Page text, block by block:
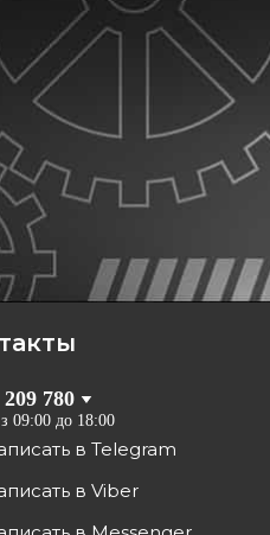
780
09:00 до 18:00
в Telegram
в Viber